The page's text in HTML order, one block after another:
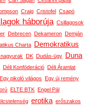
Craig Cristofel
Csapó
háborúja Csillagosok
Debrecen Dekameron
Demján
Charta
Demokratikus
DK Dudás-ügy Duna
Déli Konföderáció
Déli Áramlat
Egy pikoló világos
Egy új remény
ELTE BTK Engel Pál
erotika erőszakos